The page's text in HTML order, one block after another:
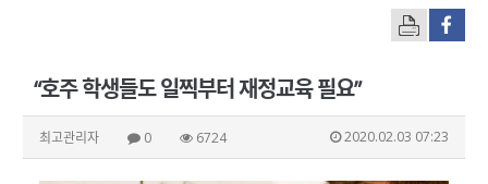
“호주 학생들도 일찍부터 재정교육 필요”
최고관리자 0 6724 2020.02.03 07:23